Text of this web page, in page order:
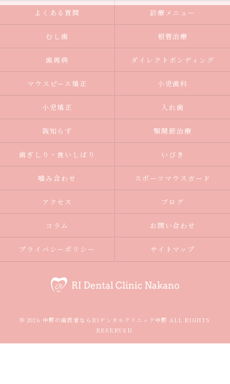
よくある質問 診療メニュー
むし歯 根管治療
歯周病 ダイレクトボンディング
マウスピース矯正 小児歯科
小児矯正 入れ歯
親知らず 顎関節治療
歯ぎしり・食いしばり いびき
噛み合わせ スポーツマウスガード
アクセス ブログ
コラム お問い合わせ
プライバシーポリシー サイトマップ
© 2026 中野の歯医者ならRIデンタルクリニック中野 ALL RIGHTS
RESERVED.